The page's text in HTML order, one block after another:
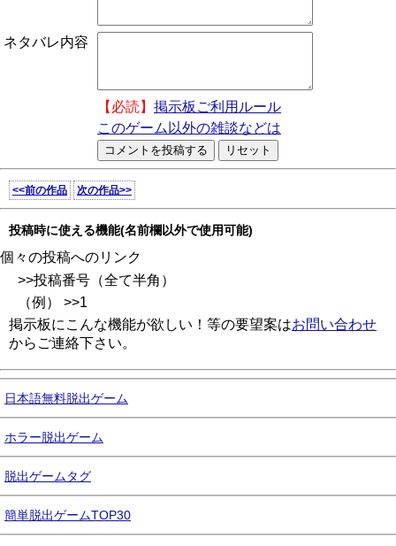
ネタバレ内容
【必読】 掲示板ご利用ルール
このゲーム以外の雑談などは
<<前の作品 次の作品>>
投稿時に使える機能(名前欄以外で使用可能)
個々の投稿へのリンク
>>投稿番号（全て半角）
（例） >>1
掲示板にこんな機能が欲しい！等の要望案はお問い合わせ
からご連絡下さい。
日本語無料脱出ゲーム
ホラー脱出ゲーム
脱出ゲームタグ
簡単脱出ゲームTOP30